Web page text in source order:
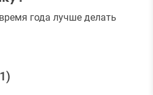
года лучше делать
1)